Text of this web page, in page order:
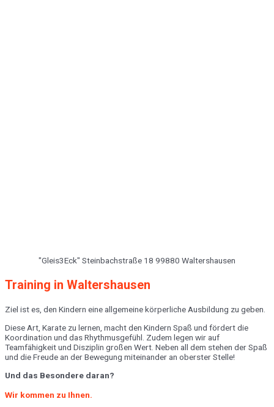
"Gleis3Eck" Steinbachstraße 18 99880 Waltershausen
Training in Waltershausen
Ziel ist es, den Kindern eine allgemeine körperliche Ausbildung zu geben.
Diese Art, Karate zu lernen, macht den Kindern Spaß und fördert die
Koordination und das Rhythmusgefühl. Zudem legen wir auf
Teamfähigkeit und Disziplin großen Wert. Neben all dem stehen der Spaß
und die Freude an der Bewegung miteinander an oberster Stelle!
Und das Besondere daran?
Wir kommen zu Ihnen.